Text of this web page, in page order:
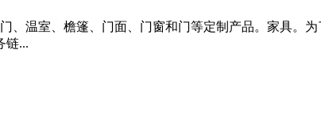
温室、檐篷、门面、门窗和门等定制产品。家具。
链...